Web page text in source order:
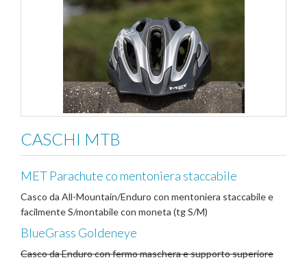
CASCHI MTB
MET Parachute co mentoniera staccabile
Casco da All-Mountain/Enduro con mentoniera staccabile e
facilmente S/montabile con moneta (tg S/M)
BlueGrass Goldeneye
Casco da Enduro con fermo maschera e supporto superiore